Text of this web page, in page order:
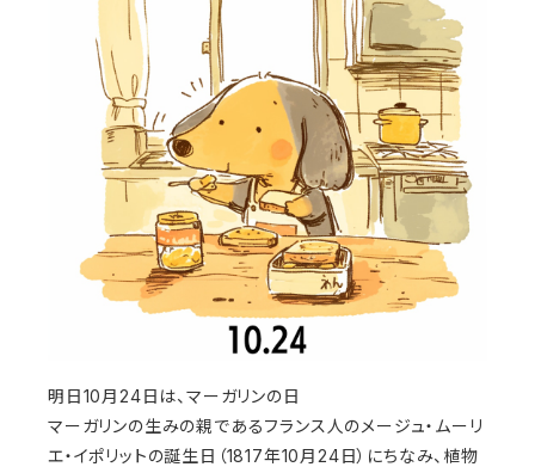
明日10月24日は、マーガリンの日
マーガリンの生みの親であるフランス人のメージュ・ムーリ
エ・イポリットの誕生日（1817年10月24日）にちなみ、植物